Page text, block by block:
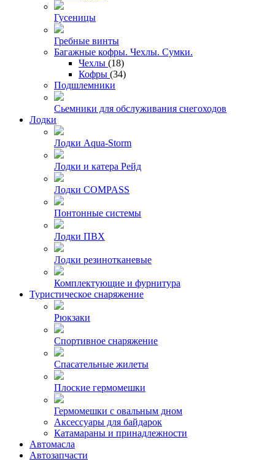
Гусеницы
Гребные винты
Багажные кофры. Чехлы. Сумки.
Чехлы (18)
Кофры (34)
Подшлемники
Сьемники для обслуживания снегоходов
Лодки
Лодки Aqua-Storm
Лодки и катера Рейд
Лодки COMPASS
Понтонные системы
Лодки ПВХ
Лодки резинотканевые
Комплектующие и фурнитура
Туристическое снаряжение
Рюкзаки
Спортивное снаряжение
Спасательные жилеты
Плоские гермомешки
Гермомешки с овальным дном
Аксессуары для байдарок
Катамараны и принадлежности
Автомасла
Автозапчасти